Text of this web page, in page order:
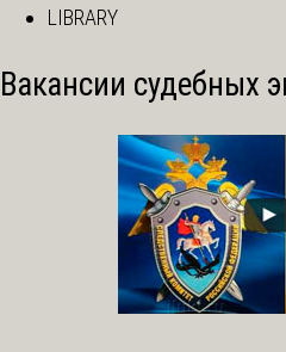
LIBRARY
Вакансии судебных